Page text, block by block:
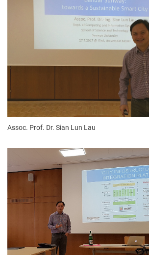
Stellenausschreibungen
Assoc. Prof. Dr. Sian Lun Lau